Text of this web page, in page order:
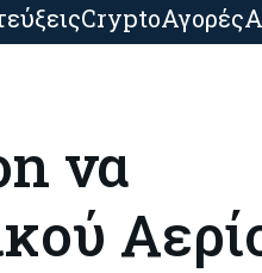
CryptoΑγορές
να